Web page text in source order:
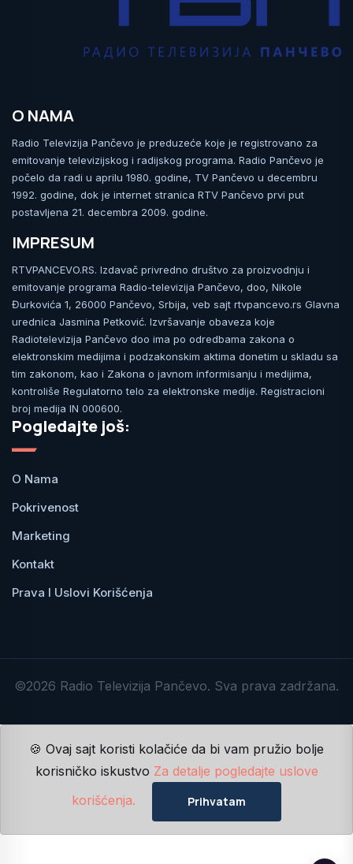
O NAMA
Radio Televizija Pančevo je preduzeće koje je registrovano za
emitovanje televizijskog i radijskog programa. Radio Pančevo je
počelo da radi u aprilu 1980. godine, TV Pančevo u decembru
1992. godine, dok je internet stranica RTV Pančevo prvi put
postavljena 21. decembra 2009. godine.
IMPRESUM
RTVPANCEVO.RS. Izdavač privredno društvo za proizvodnju i
emitovanje programa Radio-televizija Pančevo, doo, Nikole
Đurkovića 1, 26000 Pančevo, Srbija, veb sajt rtvpancevo.rs Glavna
urednica Jasmina Petković. Izvršavanje obaveza koje
Radiotelevizija Pančevo doo ima po odredbama zakona o
elektronskim medijima i podzakonskim aktima donetim u skladu sa
tim zakonom, kao i Zakona o javnom informisanju i medijima,
kontroliše Regulatorno telo za elektronske medije. Registracioni
broj medija IN 000600.
Pogledajte još:
O Nama
Pokrivenost
Marketing
Kontakt
Prava I Uslovi Korišćenja
©2026 Radio Televizija Pančevo. Sva prava zadržana.
🍪 Ovaj sajt koristi kolačiće da bi vam pružio bolje
korisničko iskustvo Za detalje pogledajte uslove
korišćenja.
Prihvatam